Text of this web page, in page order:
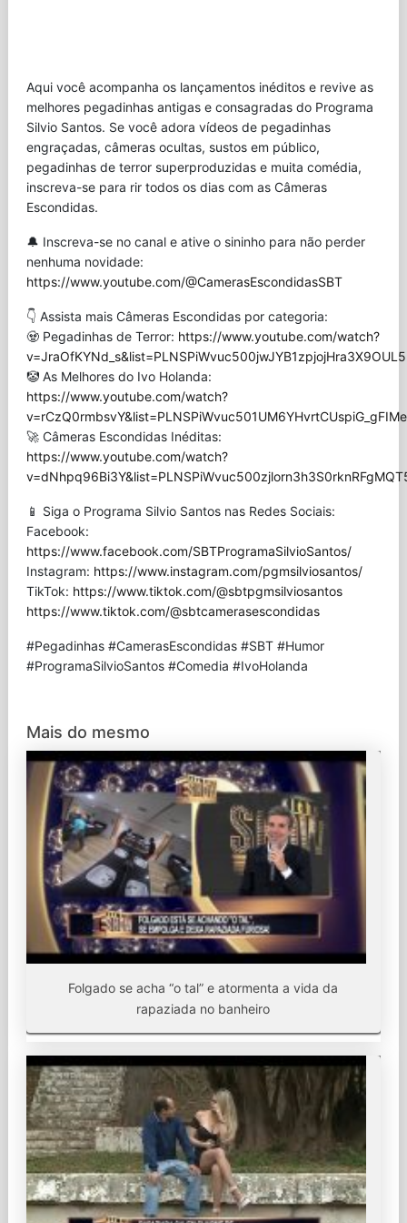
Aqui você acompanha os lançamentos inéditos e revive as
melhores pegadinhas antigas e consagradas do Programa
Silvio Santos. Se você adora vídeos de pegadinhas
engraçadas, câmeras ocultas, sustos em público,
pegadinhas de terror superproduzidas e muita comédia,
inscreva-se para rir todos os dias com as Câmeras
Escondidas.
🔔 Inscreva-se no canal e ative o sininho para não perder
nenhuma novidade:
https://www.youtube.com/@CamerasEscondidasSBT
👇 Assista mais Câmeras Escondidas por categoria:
🧟 Pegadinhas de Terror: https://www.youtube.com/watch?
v=JraOfKYNd_s&list=PLNSPiWvuc500jwJYB1zpjojHra3X9OUL5
🤡 As Melhores do Ivo Holanda:
https://www.youtube.com/watch?
🚀 Câmeras Escondidas Inéditas:
https://www.youtube.com/watch?
📱 Siga o Programa Silvio Santos nas Redes Sociais:
Facebook:
https://www.facebook.com/SBTProgramaSilvioSantos/
Instagram: https://www.instagram.com/pgmsilviosantos/
TikTok: https://www.tiktok.com/@sbtpgmsilviosantos
https://www.tiktok.com/@sbtcamerasescondidas
#Pegadinhas #CamerasEscondidas #SBT #Humor
#ProgramaSilvioSantos #Comedia #IvoHolanda
Mais do mesmo
Folgado se acha “o tal” e atormenta a vida da
rapaziada no banheiro